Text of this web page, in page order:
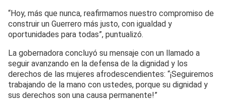
“Hoy, más que nunca, reafirmamos nuestro compromiso de
construir un Guerrero más justo, con igualdad y
oportunidades para todas”, puntualizó.
La gobernadora concluyó su mensaje con un llamado a
seguir avanzando en la defensa de la dignidad y los
derechos de las mujeres afrodescendientes: “¡Seguiremos
trabajando de la mano con ustedes, porque su dignidad y
sus derechos son una causa permanente!”